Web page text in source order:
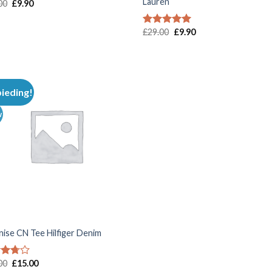
£9.90
Waardering
£29.00 £9.90
CN Tee Hilfiger Denim
£15.00